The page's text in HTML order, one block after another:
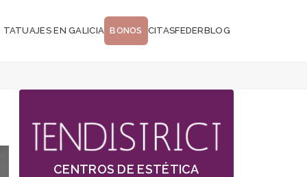
TATUAJES EN GALICIA BONOS CITASFEDERBLOG
CENTROS DE ESTÉTICA